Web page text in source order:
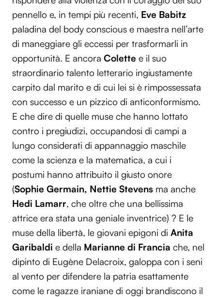
pennello e, in tempi più recenti, Eve Babitz
paladina del body conscious e maestra nell’arte
di maneggiare gli eccessi per trasformarli in
opportunità. E ancora Colette e il suo
straordinario talento letterario ingiustamente
carpito dal marito e di cui lei si è rimpossessata
con successo e un pizzico di anticonformismo.
E che dire di quelle muse che hanno lottato
contro i pregiudizi, occupandosi di campi a
lungo considerati di appannaggio maschile
come la scienza e la matematica, a cui i
postumi hanno attribuito il giusto onore
(Sophie Germain, Nettie Stevens ma anche
Hedi Lamarr, che oltre che una bellissima
attrice era stata una geniale inventrice) ? E le
muse della libertà, le giovani epigoni di Anita
Garibaldi e della Marianne di Francia che, nel
dipinto di Eugène Delacroix, galoppa con i seni
al vento per difendere la patria esattamente
come le ragazze iraniane di oggi brandiscono il